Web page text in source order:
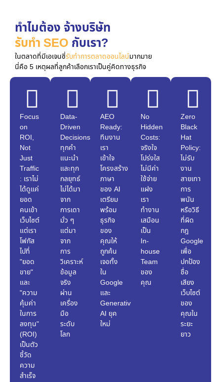
ทำไมต้อง จ้างบริษัท
รับทำ SEO กับเรา?
ในตลาดที่มีเอเจนซี่รับทำการตลาดออนไลน์มากมาย
นี่คือ 5 เหตุผลที่ลูกค้าเลือกเราเป็นคู่คิดทางธุรกิจ
Focus
on
ROI,
Not
Just
Traffic
: เราไม่
ได้ดูแค่
ยอด
คนเข้า
เว็บไซต์
แต่เรา
โฟกัส
ไปที่
"ยอด
ขาย"
และ
"ความ
คุ้มค่า
ในการ
ลงทุน"
(ROI)
เป็นตัว
ชี้วัด
ความ
สำเร็จ
Data-
Driven
Decisions:
ทุกคำ
แนะนำ
และทุก
กลยุทธ์
ไม่ได้มา
จาก
การเดา
มั่ว ๆ
แต่มา
จาก
การ
วิเคราะห์
ข้อมูล
จริง
ผ่าน
เครื่อง
มือ
ระดับ
โลก
AEO
Ready:
ทีมงาน
เรา
เข้าใจ
โครงสร้าง
ภาษา
ของ AI
เตรียม
พร้อม
ธุรกิจ
ของ
คุณให้
ถูกค้น
เจอทั้ง
ใน
Google
และ
Generative
AI ยุค
ใหม่
No
Hidden
Costs:
จริงใจ
โปร่งใส
ไม่มีค่า
ใช้จ่าย
แฝง
เรา
ทำงาน
เสมือน
เป็น
In-
house
Team
ของ
คุณ
Zero
Black
Hat
Policy:
ไม่รับ
งาน
สายเทา
การ
พนัน
หรือวิธี
ที่ผิด
กฎ
Google
เพื่อ
ปกป้อง
ชื่อ
เสียง
เว็บไซต์
ของ
คุณใน
ระยะ
ยาว